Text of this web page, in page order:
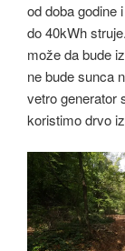
od doba godine
do 40kWh
može da bude
ne bude sunca
vetro generator
koristimo drvo